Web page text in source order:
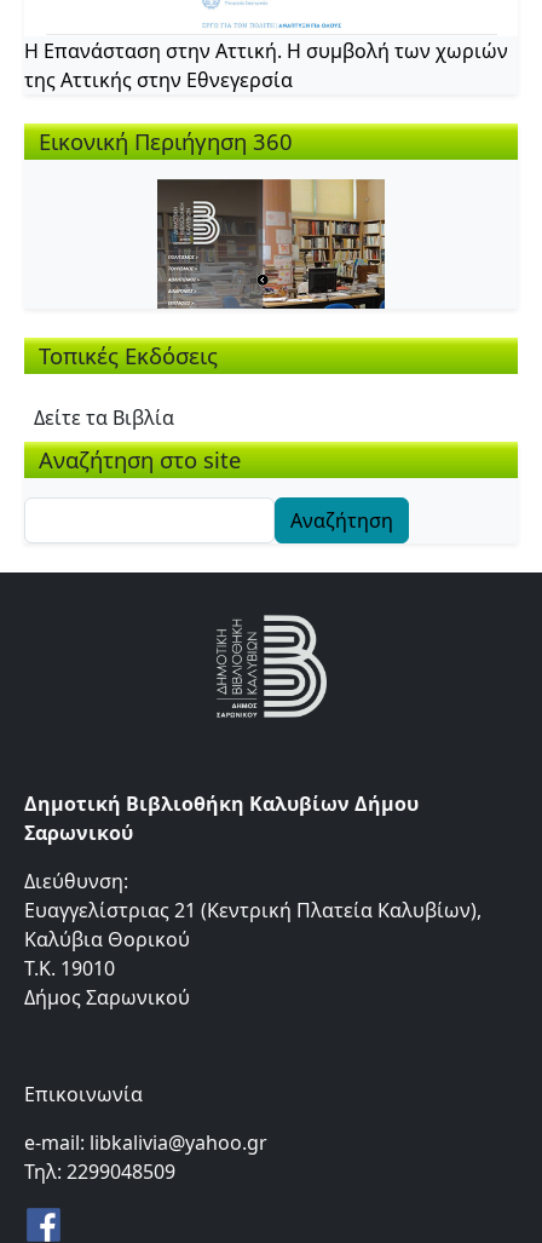
Η Επανάσταση στην Αττική. Η συμβολή των χωριών
της Αττικής στην Εθνεγερσία
Εικονική Περιήγηση 360
Τοπικές Εκδόσεις
Δείτε τα Βιβλία
Αναζήτηση στο site
Δημοτική Βιβλιοθήκη Καλυβίων Δήμου
Σαρωνικού
Διεύθυνση:
Ευαγγελίστριας 21 (Κεντρική Πλατεία Καλυβίων),
Καλύβια Θορικού
Τ.Κ. 19010
Δήμος Σαρωνικού
Επικοινωνία
e-mail: libkalivia@yahoo.gr
Τηλ: 2299048509